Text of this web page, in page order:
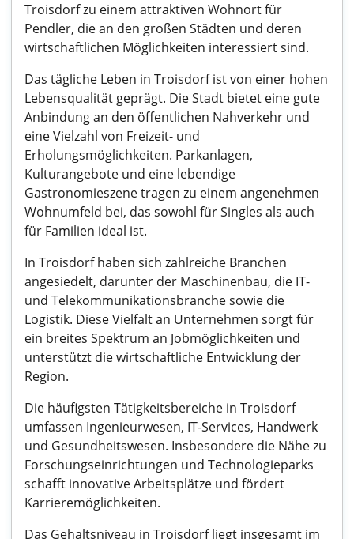
Troisdorf zu einem attraktiven Wohnort für
Pendler, die an den großen Städten und deren
wirtschaftlichen Möglichkeiten interessiert sind.
Das tägliche Leben in Troisdorf ist von einer hohen
Lebensqualität geprägt. Die Stadt bietet eine gute
Anbindung an den öffentlichen Nahverkehr und
eine Vielzahl von Freizeit- und
Erholungsmöglichkeiten. Parkanlagen,
Kulturangebote und eine lebendige
Gastronomieszene tragen zu einem angenehmen
Wohnumfeld bei, das sowohl für Singles als auch
für Familien ideal ist.
In Troisdorf haben sich zahlreiche Branchen
angesiedelt, darunter der Maschinenbau, die IT-
und Telekommunikationsbranche sowie die
Logistik. Diese Vielfalt an Unternehmen sorgt für
ein breites Spektrum an Jobmöglichkeiten und
unterstützt die wirtschaftliche Entwicklung der
Region.
Die häufigsten Tätigkeitsbereiche in Troisdorf
umfassen Ingenieurwesen, IT-Services, Handwerk
und Gesundheitswesen. Insbesondere die Nähe zu
Forschungseinrichtungen und Technologieparks
schafft innovative Arbeitsplätze und fördert
Karrieremöglichkeiten.
Das Gehaltsniveau in Troisdorf liegt insgesamt im